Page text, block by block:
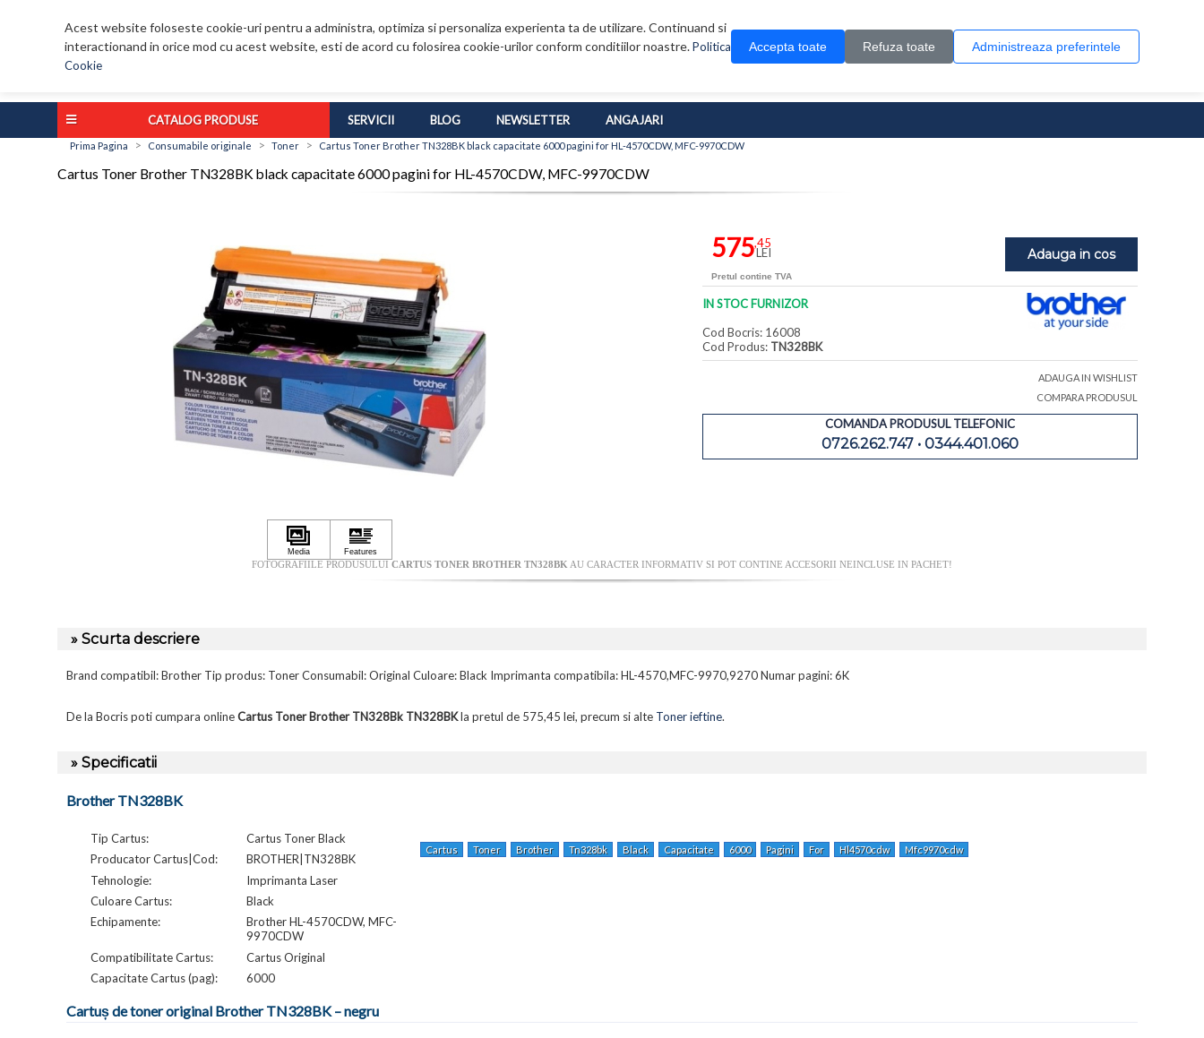
Acest website foloseste cookie-uri pentru a administra, optimiza si personaliza experienta ta de utilizare. Continuand si
interactionand in orice mod cu acest website, esti de acord cu folosirea cookie-urilor conform conditiilor noastre.Politica
Cookie
Accepta toate Refuza toate Administreaza preferintele
0 produs(e)
CATALOG PRODUSE SERVICII BLOG NEWSLETTER ANGAJARI
Prima Pagina > Consumabile originale > Toner > Cartus Toner Brother TN328BK black capacitate 6000 pagini for HL-4570CDW, MFC-9970CDW
Cartus Toner Brother TN328BK black capacitate 6000 pagini for HL-4570CDW, MFC-9970CDW
Adauga in cos
575,45
LEI
Pretul contine TVA
IN STOC FURNIZOR
Cod Bocris: 16008
Cod Produs: TN328BK
ADAUGA IN WISHLIST
COMPARA PRODUSUL
COMANDA PRODUSUL TELEFONIC
0726.262.747 • 0344.401.060
FOTOGRAFIILE PRODUSULUI CARTUS TONER BROTHER TN328BK AU CARACTER INFORMATIV SI POT CONTINE ACCESORII NEINCLUSE IN PACHET!
» Scurta descriere
Brand compatibil: Brother Tip produs: Toner Consumabil: Original Culoare: Black Imprimanta compatibila: HL-4570,MFC-9970,9270 Numar pagini: 6K
De la Bocris poti cumpara onlineCartus Toner Brother TN328Bk TN328BKla pretul de 575,45 lei, precum si alte Toner ieftine.
» Specificatii
Brother TN328BK
Tip Cartus:
Cartus Toner Black
Producator Cartus|Cod:
BROTHER|TN328BK
Tehnologie:
Imprimanta Laser
Culoare Cartus:
Black
Echipamente:
Brother HL-4570CDW, MFC-
9970CDW
Compatibilitate Cartus:
Cartus Original
Capacitate Cartus (pag):
6000
Cartus Toner Brother Tn328bk Black Capacitate 6000 Pagini For Hl4570cdw Mfc9970cdw
Cartuș de toner original Brother TN328BK – negru